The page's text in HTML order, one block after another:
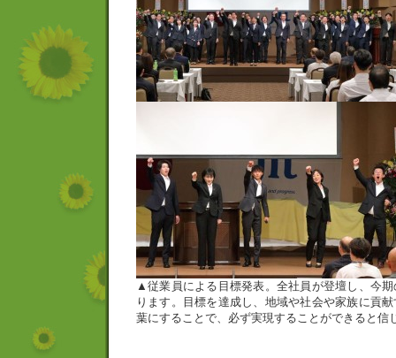
▲従業員による目標発表。全社員が登壇し、今
ります。目標を達成し、地域や社会や家族に貢
葉にすることで、必ず実現することができると信